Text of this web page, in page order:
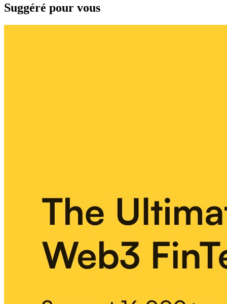
Suggéré pour vous